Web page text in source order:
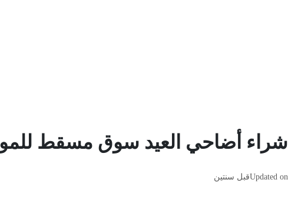
شراء أضاحي العيد سوق مسقط
Updated onقبل سنتين